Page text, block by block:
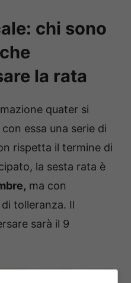
chi sono
la rata
quater si
essa una serie di
rispetta il termine di
la sesta rata è
ma con
tolleranza. Il
sarà il 9